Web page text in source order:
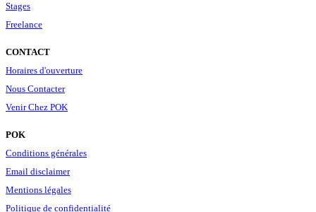
Stages
Freelance
CONTACT
Horaires d'ouverture
Nous Contacter
Venir Chez POK
POK
Conditions générales
Email disclaimer
Mentions légales
Politique de confidentialité